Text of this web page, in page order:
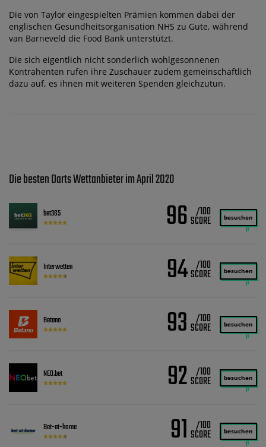
Die von Taylor eingespielten Prämien kommen dabei der
englischen Gesundheitsorganisation NHS zu Gute, während
van Barneveld die Food Bank unterstützt.
Die sich eigentlich nicht sonderlich wohlgesonnenen
Kontrahenten rufen ihre Zuschauer zudem gemeinschaftlich
dazu auf, es ihnen mit weiteren Spenden gleichzutun.
Die besten Darts Wettanbieter im April 2020
bet365 96 /100 besuchen
Interwetten 94 /100 besuchen
Betano 93 /100 besuchen
NEO.bet 92 /100 besuchen
Bet-at-home 91 /100 besuchen